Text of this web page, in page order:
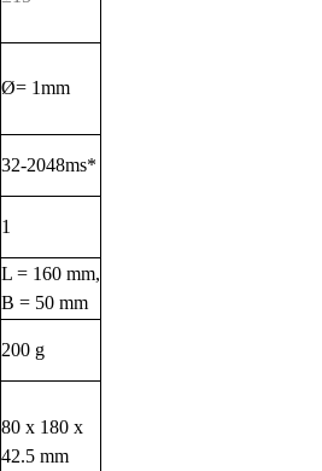
Ø= 1mm
32-2048ms*
1
L = 160 mm,
B = 50 mm
200 g
80 x 180 x
42.5 mm